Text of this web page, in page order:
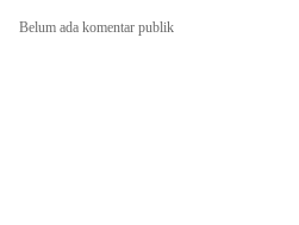
Belum ada komentar publik